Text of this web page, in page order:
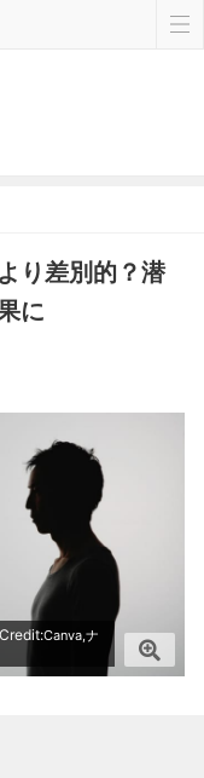
り差別的？潜
に
Canva,ナ